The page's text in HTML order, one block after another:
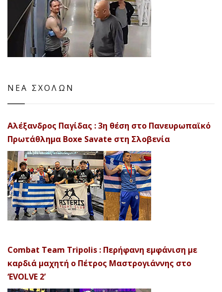
ΝΕΑ ΣΧΟΛΩΝ
Αλέξανδρος Παγίδας : 3η θέση στο Πανευρωπαϊκό
Πρωτάθλημα Boxe Savate στη Σλοβενία
Combat Team Tripolis : Περήφανη εμφάνιση με
καρδιά μαχητή ο Πέτρος Μαστρογιάννης στο
‘EVOLVE 2’